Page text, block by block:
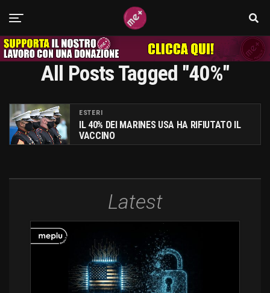
All Posts Tagged "40%"
ESTERI
IL 40% DEI MARINES USA HA RIFIUTATO IL
VACCINO
Latest